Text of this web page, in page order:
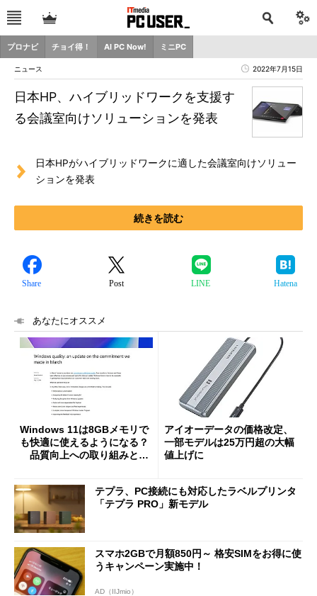
プロナビ チョイ得！ AI PC Now! ミニPC
ニュース 2022年7月15日
日本HP、ハイブリッドワークを支援す
る会議室向けソリューションを発表
日本HPがハイブリッドワークに適した会議室向けソリュー
ションを発表
続きを読む
Share Post LINE Hatena
あなたにオススメ
Windows 11は8GBメモリで
も快適に使えるようになる？
品質向上への取り組みと
アイオーデータの価格改定、
一部モデルは25万円超の大幅
値上げに
テプラ、PC接続にも対応したラベルプリンタ
「テプラ PRO」新モデル
スマホ2GBで月額850円～ 格安SIMをお得に使
うキャンペーン実施中！
AD（IIJmio）